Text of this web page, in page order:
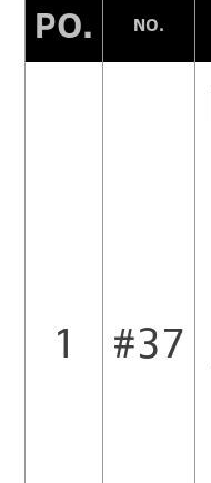
PO. NO.
1 #37